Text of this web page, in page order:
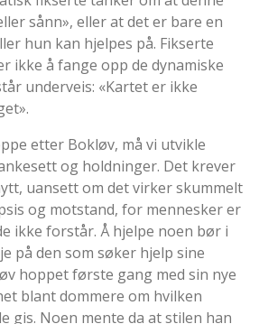
sånn», eller at det er bare en
hun kan hjelpes på. Fikserte
ikke å fange opp de dynamiske
underveis: «Kartet er ikke
etter Bokløv, må vi utvikle
og holdninger. Det krever
uansett om det virker skummelt
og motstand, for mennesker er
ikke forstår. Å hjelpe noen bør i
på den som søker hjelp sine
hoppet første gang med sin nye
blant dommere om hvilken
gis. Noen mente da at stilen han